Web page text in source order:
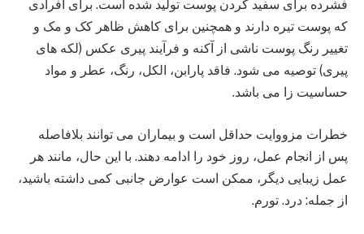
فشرده برای سفید کردن پوست تولید شده است. برای افرادی
که پوست تیره دارند و همچنین برای کاهش ظاهر کک و مک و
تغییر رنگ پوست ناشی از آکنه و فرآیند پیری عکس (لکه های
پیری) توصیه می شود. فاقد پارابن، الکل، رنگ، عطر و مواد
حساسیت زا می باشد.
خطرات مزووایت حداقل است و بیماران می‌ توانند بلافاصله
پس از انجام عمل، روز خود را ادامه دهند. با این حال، مانند هر
عمل زیبایی دیگر، ممکن است عوارض جانبی کمی داشته باشید،
از جمله: درد. تورم.